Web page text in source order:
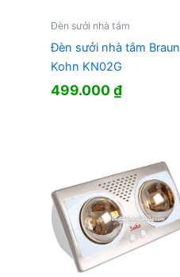
Đèn sưởi nhà tắm
Đèn sưởi nhà tắm Braun
Kohn KN02G
499.000₫